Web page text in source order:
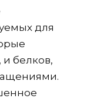
для
и белков,